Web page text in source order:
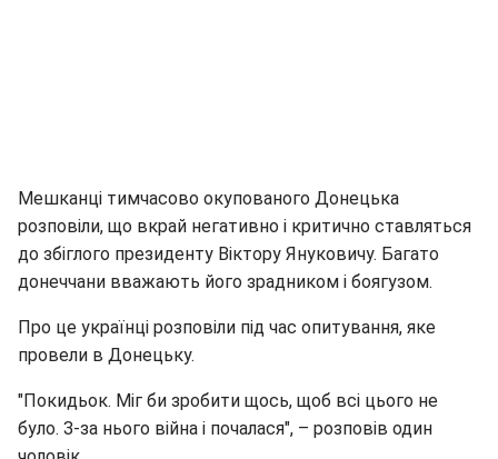
Мешканці тимчасово окупованого Донецька
розповіли, що вкрай негативно і критично ставляться
до збіглого президенту Віктору Януковичу. Багато
донеччани вважають його зрадником і боягузом.
Про це українці розповіли під час опитування, яке
провели в Донецьку.
"Покидьок. Міг би зробити щось, щоб всі цього не
було. З-за нього війна і почалася", – розповів один